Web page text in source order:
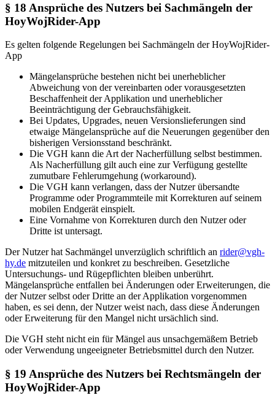
§ 18 Ansprüche des Nutzers bei Sachmängeln der
HoyWojRider-App
Es gelten folgende Regelungen bei Sachmängeln der HoyWojRider-
App
Mängelansprüche bestehen nicht bei unerheblicher
Abweichung von der vereinbarten oder vorausgesetzten
Beschaffenheit der Applikation und unerheblicher
Beeinträchtigung der Gebrauchsfähigkeit.
Bei Updates, Upgrades, neuen Versionslieferungen sind
etwaige Mängelansprüche auf die Neuerungen gegenüber den
bisherigen Versionsstand beschränkt.
Die VGH kann die Art der Nacherfüllung selbst bestimmen.
Als Nacherfüllung gilt auch eine zur Verfügung gestellte
zumutbare Fehlerumgehung (workaround).
Die VGH kann verlangen, dass der Nutzer übersandte
Programme oder Programmteile mit Korrekturen auf seinem
mobilen Endgerät einspielt.
Eine Vornahme von Korrekturen durch den Nutzer oder
Dritte ist untersagt.
Der Nutzer hat Sachmängel unverzüglich schriftlich an rider@vgh-
hy.de mitzuteilen und konkret zu beschreiben. Gesetzliche
Untersuchungs- und Rügepflichten bleiben unberührt.
Mängelansprüche entfallen bei Änderungen oder Erweiterungen, die
der Nutzer selbst oder Dritte an der Applikation vorgenommen
haben, es sei denn, der Nutzer weist nach, dass diese Änderungen
oder Erweiterung für den Mangel nicht ursächlich sind.
Die VGH steht nicht ein für Mängel aus unsachgemäßem Betrieb
oder Verwendung ungeeigneter Betriebsmittel durch den Nutzer.
§ 19 Ansprüche des Nutzers bei Rechtsmängeln der
HoyWojRider-App